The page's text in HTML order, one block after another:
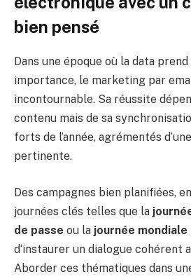
bien pensé
Dans une époque où la data
importance, le marketing par
incontournable. Sa réussite
contenu mais de sa
forts de l’année, agrémentés
pertinente.
Des campagnes bien planifiées,
journées clés telles que la
de passe ou la journée mondiale
d‘instaurer un dialogue cohérent
Aborder ces thématiques dans